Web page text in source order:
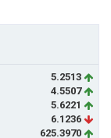
5.2513
4.5507
5.6221
6.1236
625.3970